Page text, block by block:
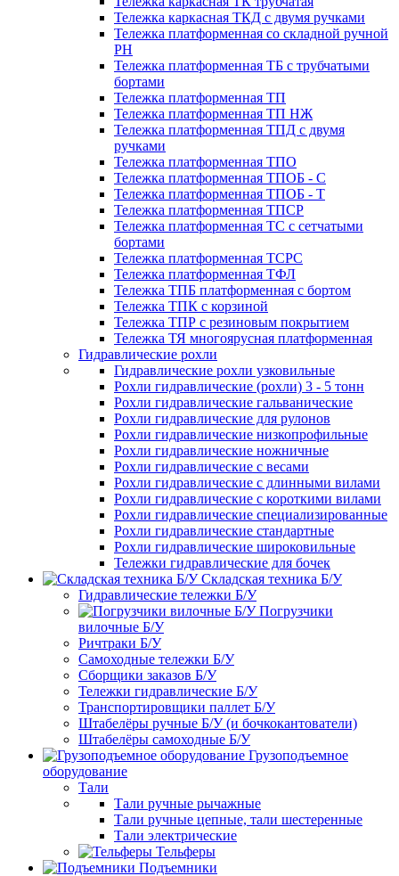
Тележка каркасная ТКД с двумя ручками
Тележка платформенная со складной ручной
PH
Тележка платформенная ТБ с трубчатыми
бортами
Тележка платформенная ТП
Тележка платформенная ТП НЖ
Тележка платформенная ТПД с двумя
ручками
Тележка платформенная ТПО
Тележка платформенная ТПОБ - С
Тележка платформенная ТПОБ - Т
Тележка платформенная ТПСР
Тележка платформенная ТС с сетчатыми
бортами
Тележка платформенная ТСРС
Тележка платформенная ТФЛ
Тележка ТПБ платформенная с бортом
Тележка ТПК с корзиной
Тележка ТПР с резиновым покрытием
Тележка ТЯ многоярусная платформенная
Гидравлические рохли
Гидравлические рохли узковильные
Рохли гидравлические (рохли) 3 - 5 тонн
Рохли гидравлические гальванические
Рохли гидравлические для рулонов
Рохли гидравлические низкопрофильные
Рохли гидравлические ножничные
Рохли гидравлические с весами
Рохли гидравлические с длинными вилами
Рохли гидравлические с короткими вилами
Рохли гидравлические специализированные
Рохли гидравлические стандартные
Рохли гидравлические широковильные
Тележки гидравлические для бочек
Складская техника Б/У
Гидравлические тележки Б/У
Погрузчики
вилочные Б/У
Ричтраки Б/У
Самоходные тележки Б/У
Сборщики заказов Б/У
Тележки гидравлические Б/У
Транспортировщики паллет Б/У
Штабелёры ручные Б/У (и бочкокантователи)
Штабелёры самоходные Б/У
Грузоподъемное
оборудование
Тали
Тали ручные рычажные
Тали ручные цепные, тали шестеренные
Тали электрические
Тельферы
Подъемники